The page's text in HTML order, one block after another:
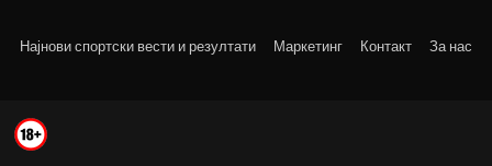
Најнови спортски вести и резултати Маркетинг Контакт За нас